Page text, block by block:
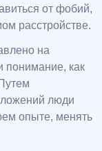
от фобий,
расстройстве.
на
как
люди
опыте, менять